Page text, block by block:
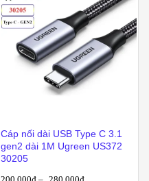
Cáp nối dài USB Type C 3.1
gen2 dài 1M Ugreen US372
30205